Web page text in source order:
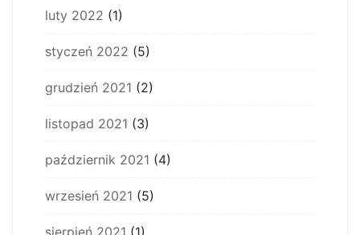
luty 2022 (1)
styczeń 2022 (5)
grudzień 2021 (2)
listopad 2021 (3)
październik 2021 (4)
wrzesień 2021 (5)
sierpień 2021 (1)